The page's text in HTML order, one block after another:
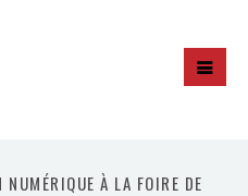
À LA FOIRE DE